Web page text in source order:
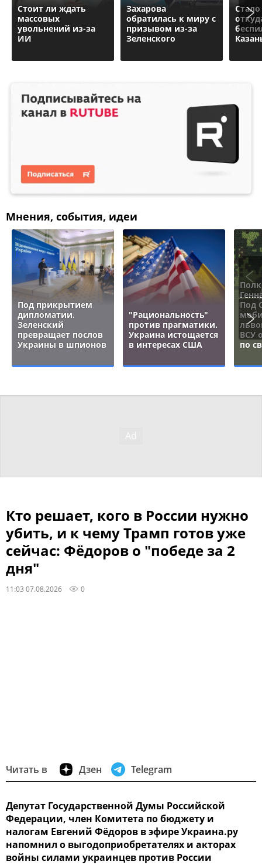
Стоит ли ждать
массовых
увольнений из-за
ИИ
Захарова
обратилась к миру с
призывом из-за
Зеленского
Мнения, события, идеи
Под прикрытием
дипломатии.
Зеленский
превращает послов
Украины в шпионов
"Рациональность"
против прагматики.
Украина истощается
в интересах США
Под
ВСУ
по
Кто решает, кого в России нужно
убить, и к чему Трамп готов уже
сейчас: Фёдоров о "победе за 2
дня"
11:03 07.08.2026 0
Читать в Дзен Telegram
Депутат Государственной Думы Российской
Федерации, член Комитета по бюджету и
налогам Евгений Фёдоров в эфире Украина.ру
напомнил о выгодоприобретателях и акторах
войны силами украинцев против России